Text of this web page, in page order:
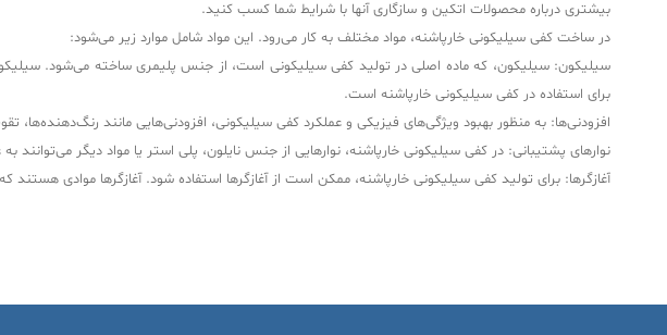
بیشتری درباره محصولات اتکین و سازگاری آنها با شرایط شما کسب کنید.
در ساخت کفی سیلیکونی خارپاشنه، مواد مختلف به کار می‌رود. این مواد شامل موارد زیر می‌شود:
سیلیکون: سیلیکون، که ماده اصلی در تولید کفی سیلیکونی است، از جنس پلیمری ساخته می‌شود.
برای استفاده در کفی سیلیکونی خارپاشنه است.
افزودنی‌ها: به منظور بهبود ویژگی‌های فیزیکی و عملکرد کفی سیلیکونی، افزودنی‌هایی مانند
نوارهای پشتیبانی: در کفی سیلیکونی خارپاشنه، نوارهایی از جنس نایلون، پلی استر یا مواد دیگر می‌توانند
آغازگرها: برای تولید کفی سیلیکونی خارپاشنه، ممکن است از آغازگرها استفاده شود. آغازگرها موادی